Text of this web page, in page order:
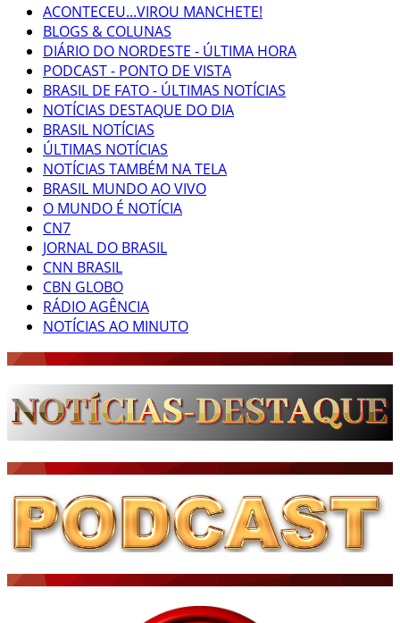
ACONTECEU...VIROU MANCHETE!
BLOGS & COLUNAS
DIÁRIO DO NORDESTE - ÚLTIMA HORA
PODCAST - PONTO DE VISTA
BRASIL DE FATO - ÚLTIMAS NOTÍCIAS
NOTÍCIAS DESTAQUE DO DIA
BRASIL NOTÍCIAS
ÚLTIMAS NOTÍCIAS
NOTÍCIAS TAMBÉM NA TELA
BRASIL MUNDO AO VIVO
O MUNDO É NOTÍCIA
CN7
JORNAL DO BRASIL
CNN BRASIL
CBN GLOBO
RÁDIO AGÊNCIA
NOTÍCIAS AO MINUTO